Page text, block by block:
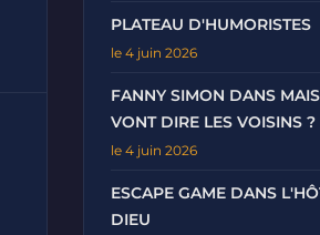
PLATEAU D'HUMORISTES
le 4 juin 2026
FANNY SIMON DANS
VONT DIRE LES VOISINS ?
le 4 juin 2026
ESCAPE GAME DANS
DIEU